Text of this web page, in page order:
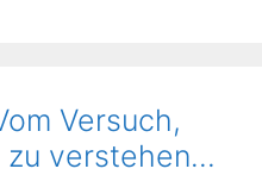
Versuch,
zu verstehen…